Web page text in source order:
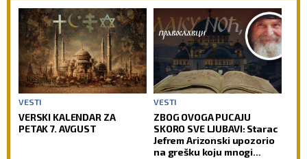
VESTI
VERSKI KALENDAR ZA
PETAK 7. AVGUST
VESTI
ZBOG OVOGA PUCAJU
SKORO SVE LJUBAVI: Starac
Jefrem Arizonski upozorio
na grešku koju mnogi